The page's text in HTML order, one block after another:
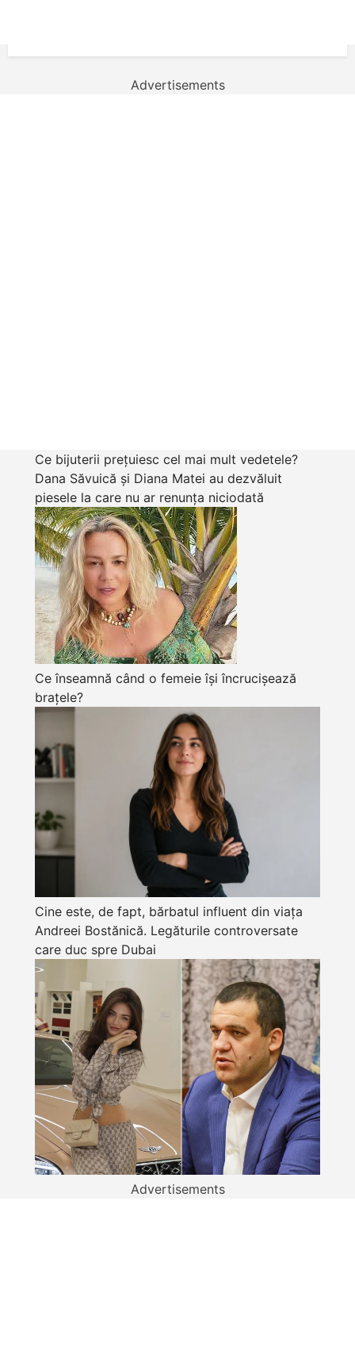
Advertisements
Ce bijuterii prețuiesc cel mai mult vedetele?
Dana Săvuică și Diana Matei au dezvăluit
piesele la care nu ar renunța niciodată
Ce înseamnă când o femeie își încrucișează
brațele?
Cine este, de fapt, bărbatul influent din viața
Andreei Bostănică. Legăturile controversate
care duc spre Dubai
Advertisements